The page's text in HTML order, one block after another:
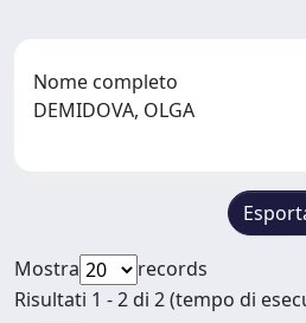
Nome completo
DEMIDOVA, OLGA
Mostra
records
Risultati 1 - 2 di 2 (tempo di